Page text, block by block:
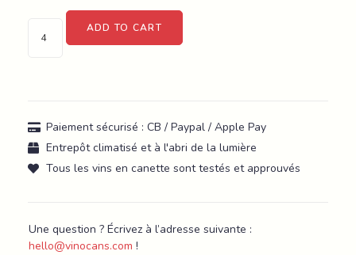
ADD TO CART
Paiement sécurisé : CB / Paypal / Apple Pay
Entrepôt climatisé et à l'abri de la lumière
Tous les vins en canette sont testés et approuvés
Une question ? Écrivez à l’adresse suivante :
hello@vinocans.com !